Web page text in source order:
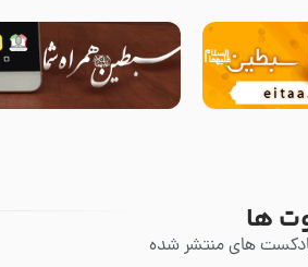
ها
های منتشر شده